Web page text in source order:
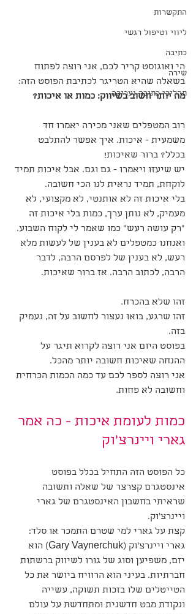
התקשרות
ליווי וטיפול רגשי
כתיבה
שירה
תהליכי כתיבה ועריכה
הי ואוגוסט קריר לכם, אני רוצה לפתוח
בשאלה שהיא הטריגר לכתיבת הפוסט הזה:
מה יותר חשוב בשיווק: כמות או איכות?
רוב המטפלים שאני מכירה יאמרו חד
משמעית - איכות. איך אפשר להתלבט
בכלל? ברור שאיכות!
יש שיעזו ויאמרו - גם וגם. אבל איכות תמיד
לוקחת, תמיד נראית לנו הכי חשובה.
בלי איכות זה לא אותנטי, לא מקצועי, לא
מעמיק, לא נותן ערך, כמות בלי איכות זה
"רק עושה רעש" כמו שאמר לי לקוח השבוע.
ואנחנו כמטפלים לא בענין של לעשות מלא
רעש, לא בענין של לפרסם הרבה, לדבר
הרבה, לכתוב הרבה. אז ברור שאיכות.
זהו שלא בהכרח.
זהו שרגע, בואו נעצור לחשוב על זה, נעמיק
בזה.
בפוסט היום אני רוצה לקרוא תיגר על
ההנחה שאיכות חשובה יותר מהכל.
אני רוצה לספר לכם עד כמה הכמות הכרחית
וחשובה לא פחות.
כמות לעומת איכות - כה אמר
גארי ויינרצ'וק
כל הפוסט הזה התחיל בכלל בפוסט
אינסטגרם קצרצר של שאלה ותשובה
שראיתי בחשבון האינסטגרם של גארי
ויינרצ'וק.
קצת על גארי למי שטרם התמכר או סלד:
גארי ויינרצ'וק (Gary Vaynerchuk) הוא
יזם, משפיען וסוג של גורו לשיווק ברשתות
חברתיות. בעיני הוא הרוויח ביושר את כל
הטייטלים שלו בזכות תשוקה, עשייה
ונקודת מבט חדשנית ומתחדשת על עולם